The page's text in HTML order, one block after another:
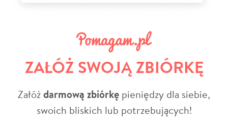
ZAŁÓŻ SWOJĄ ZBIÓRKĘ
Załóżdarmową zbiórkę pieniędzy dla siebie,
swoich bliskich lub potrzebujących!